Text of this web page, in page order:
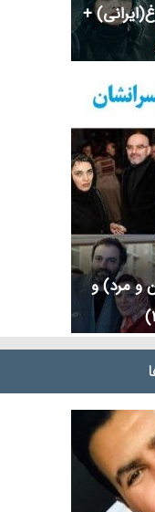
+
و مرد) و